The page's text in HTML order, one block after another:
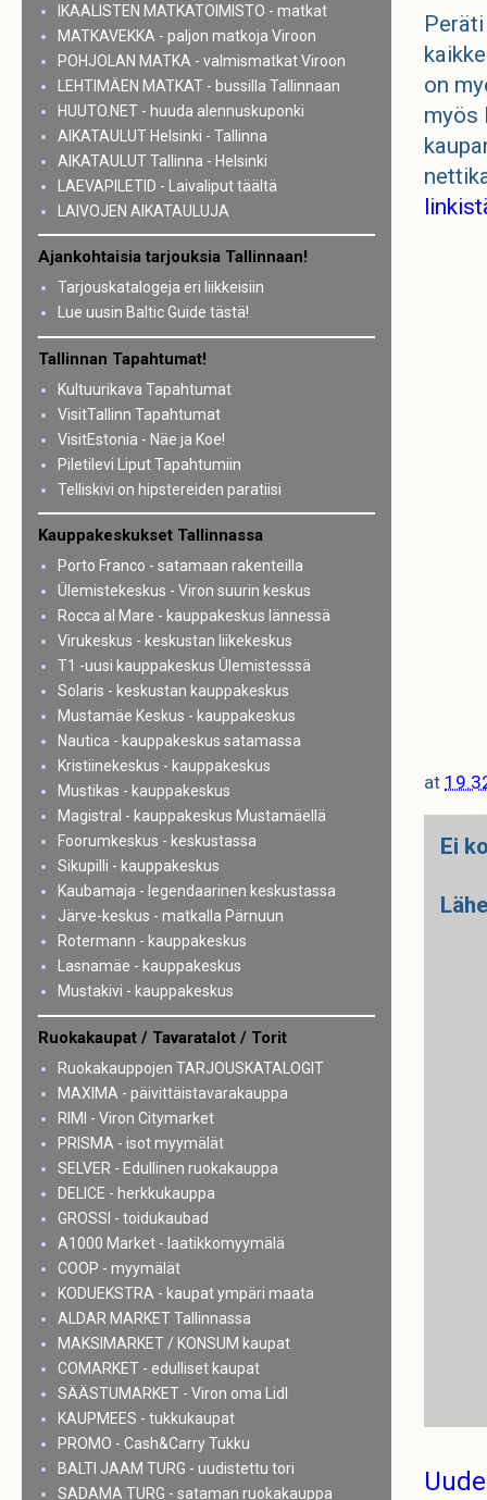
on
myös
at
Ei
IKAALISTEN MATKATOIMISTO - matkat
MATKAVEKKA - paljon matkoja Viroon
POHJOLAN MATKA - valmismatkat Viroon
LEHTIMÄEN MATKAT - bussilla Tallinnaan
HUUTO.NET - huuda alennuskuponki
AIKATAULUT Helsinki - Tallinna
AIKATAULUT Tallinna - Helsinki
LAEVAPILETID - Laivaliput täältä
LAIVOJEN AIKATAULUJA
Ajankohtaisia tarjouksia Tallinnaan!
Tarjouskatalogeja eri liikkeisiin
Lue uusin Baltic Guide tästä!
Tallinnan Tapahtumat!
Kultuurikava Tapahtumat
VisitTallinn Tapahtumat
VisitEstonia - Näe ja Koe!
Piletilevi Liput Tapahtumiin
Telliskivi on hipstereiden paratiisi
Kauppakeskukset Tallinnassa
Porto Franco - satamaan rakenteilla
Ülemistekeskus - Viron suurin keskus
Rocca al Mare - kauppakeskus lännessä
Virukeskus - keskustan liikekeskus
T1 -uusi kauppakeskus Ülemistesssä
Solaris - keskustan kauppakeskus
Mustamäe Keskus - kauppakeskus
Nautica - kauppakeskus satamassa
Kristiinekeskus - kauppakeskus
Mustikas - kauppakeskus
Magistral - kauppakeskus Mustamäellä
Foorumkeskus - keskustassa
Sikupilli - kauppakeskus
Kaubamaja - legendaarinen keskustassa
Järve-keskus - matkalla Pärnuun
Rotermann - kauppakeskus
Lasnamäe - kauppakeskus
Mustakivi - kauppakeskus
Ruokakaupat / Tavaratalot / Torit
Ruokakauppojen TARJOUSKATALOGIT
MAXIMA - päivittäistavarakauppa
RIMI - Viron Citymarket
PRISMA - isot myymälät
SELVER - Edullinen ruokakauppa
DELICE - herkkukauppa
GROSSI - toidukaubad
A1000 Market - laatikkomyymälä
COOP - myymälät
KODUEKSTRA - kaupat ympäri maata
ALDAR MARKET Tallinnassa
MAKSIMARKET / KONSUM kaupat
COMARKET - edulliset kaupat
SÄÄSTUMARKET - Viron oma Lidl
KAUPMEES - tukkukaupat
PROMO - Cash&Carry Tukku
BALTI JAAM TURG - uudistettu tori
SADAMA TURG - sataman ruokakauppa